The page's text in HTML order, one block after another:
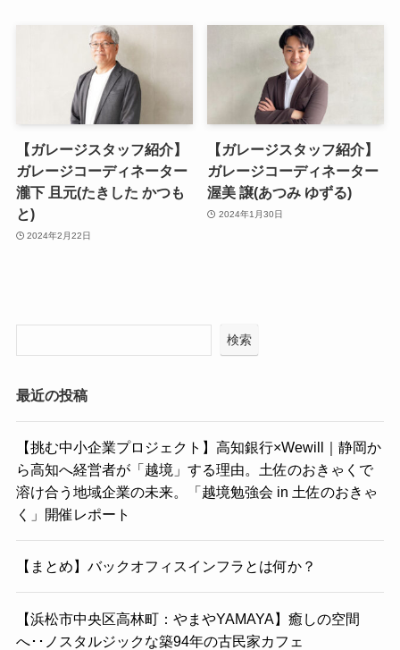
【ガレージスタッフ紹介】
ガレージコーディネーター
瀧下 且元(たきした かつも
と)
2024年2月22日
【ガレージスタッフ紹介】
ガレージコーディネーター
渥美 譲(あつみ ゆずる)
2024年1月30日
検索
最近の投稿
【挑む中小企業プロジェクト】高知銀行×Wewill｜静岡か
ら高知へ経営者が「越境」する理由。土佐のおきゃくで
溶け合う地域企業の未来。「越境勉強会 in 土佐のおきゃ
く」開催レポート
【まとめ】バックオフィスインフラとは何か？
【浜松市中央区高林町：やまやYAMAYA】癒しの空間
へ･･ノスタルジックな築94年の古民家カフェ